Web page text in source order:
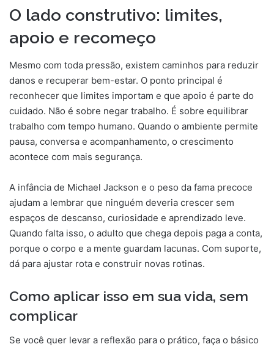
O lado construtivo: limites,
apoio e recomeço
Mesmo com toda pressão, existem caminhos para reduzir
danos e recuperar bem-estar. O ponto principal é
reconhecer que limites importam e que apoio é parte do
cuidado. Não é sobre negar trabalho. É sobre equilibrar
trabalho com tempo humano. Quando o ambiente permite
pausa, conversa e acompanhamento, o crescimento
acontece com mais segurança.
A infância de Michael Jackson e o peso da fama precoce
ajudam a lembrar que ninguém deveria crescer sem
espaços de descanso, curiosidade e aprendizado leve.
Quando falta isso, o adulto que chega depois paga a conta,
porque o corpo e a mente guardam lacunas. Com suporte,
dá para ajustar rota e construir novas rotinas.
Como aplicar isso em sua vida, sem
complicar
Se você quer levar a reflexão para o prático, faça o básico